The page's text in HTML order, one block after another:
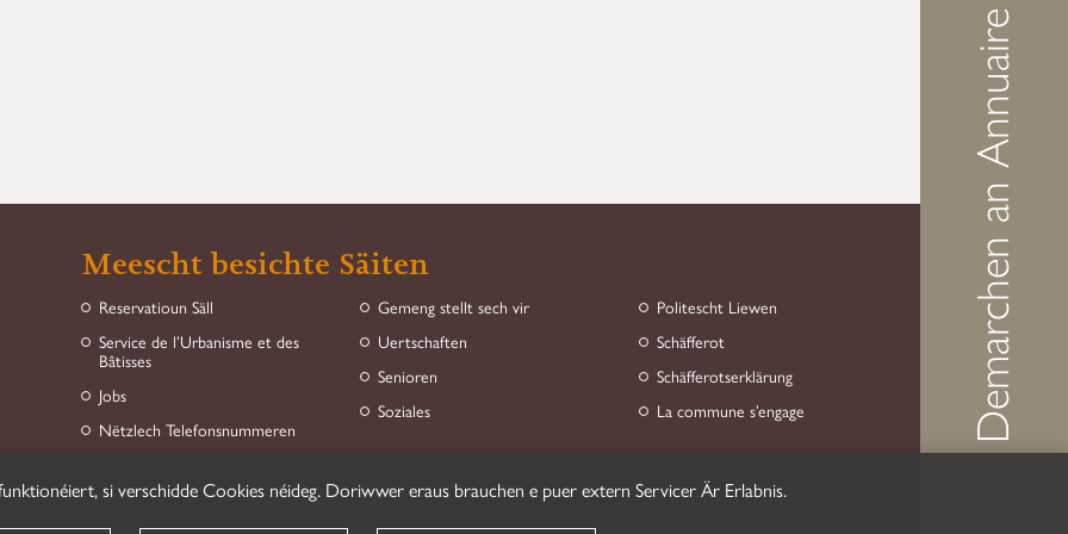
Demarchen an Annuaire
Meescht besichte Säiten
Reservatioun Säll
Service de l’Urbanisme et des
Bâtisses
Jobs
Nëtzlech Telefonsnummeren
Gemeng stellt sech vir
Uertschaften
Senioren
Soziales
Politescht Liewen
Schäfferot
Schäfferotserklärung
La commune s’engage
si verschidde Cookies néideg. Doriwwer eraus brauchen e puer extern Servicer Är Erlabnis.